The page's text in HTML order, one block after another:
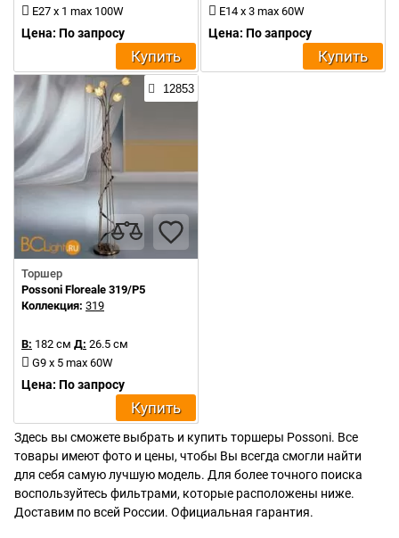
E27 x 1 max 100W
Цена: По запросу
Купить
E14 x 3 max 60W
Цена: По запросу
Купить
12853
Торшер
Possoni Floreale 319/P5
Коллекция: 319
В: 182 см Д: 26.5 см
G9 x 5 max 60W
Цена: По запросу
Купить
Здесь вы сможете выбрать и купить торшеры Possoni. Все
товары имеют фото и цены, чтобы Вы всегда смогли найти
для себя самую лучшую модель. Для более точного поиска
воспользуйтесь фильтрами, которые расположены ниже.
Доставим по всей России. Официальная гарантия.